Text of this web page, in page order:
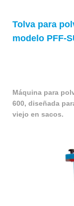
Tolva para
modelo PFF-
Máquina para
600, diseñada
viejo en sacos.